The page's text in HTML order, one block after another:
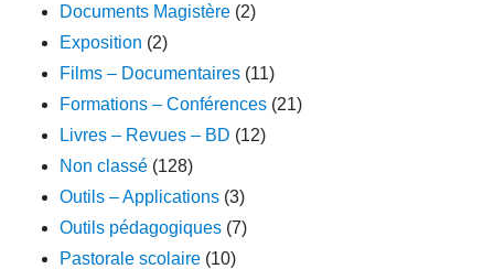
Documents Magistère (2)
Exposition (2)
Films – Documentaires (11)
Formations – Conférences (21)
Livres – Revues – BD (12)
Non classé (128)
Outils – Applications (3)
Outils pédagogiques (7)
Pastorale scolaire (10)